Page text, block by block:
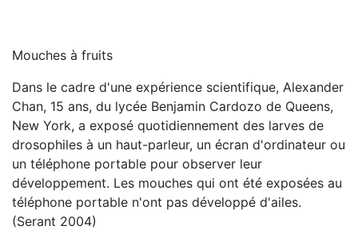
Mouches à fruits
Dans le cadre d'une expérience scientifique, Alexander
Chan, 15 ans, du lycée Benjamin Cardozo de Queens,
New York, a exposé quotidiennement des larves de
drosophiles à un haut-parleur, un écran d'ordinateur ou
un téléphone portable pour observer leur
développement. Les mouches qui ont été exposées au
téléphone portable n'ont pas développé d'ailes.
(Serant 2004)